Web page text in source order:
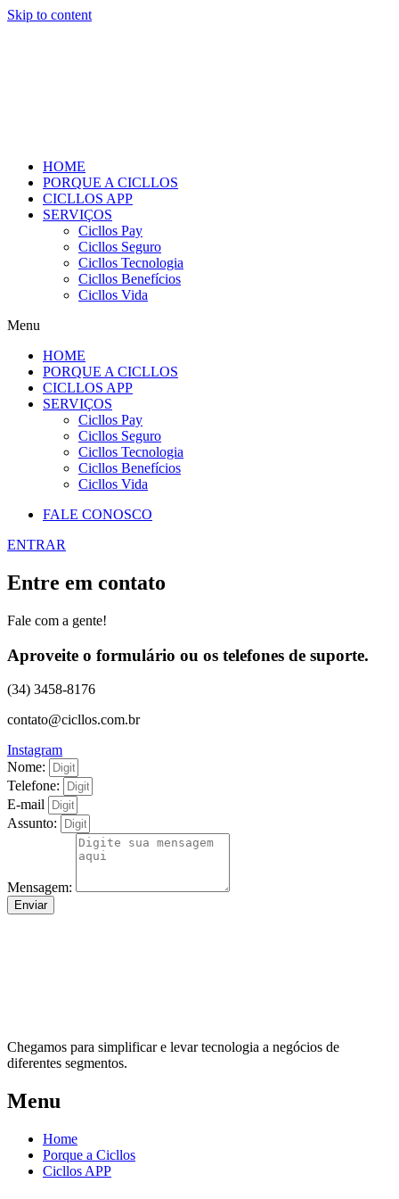
Skip to content
HOME
PORQUE A CICLLOS
CICLLOS APP
SERVIÇOS
Cicllos Pay
Cicllos Seguro
Cicllos Tecnologia
Cicllos Benefícios
Cicllos Vida
Menu
HOME
PORQUE A CICLLOS
CICLLOS APP
SERVIÇOS
Cicllos Pay
Cicllos Seguro
Cicllos Tecnologia
Cicllos Benefícios
Cicllos Vida
FALE CONOSCO
ENTRAR
Entre em contato
Fale com a gente!
Aproveite o formulário ou os telefones de suporte.
(34) 3458-8176
contato@cicllos.com.br
Instagram
Nome:
Telefone:
E-mail
Assunto:
Mensagem:
Enviar
Chegamos para simplificar e levar tecnologia a negócios de
diferentes segmentos.
Menu
Home
Porque a Cicllos
Cicllos APP